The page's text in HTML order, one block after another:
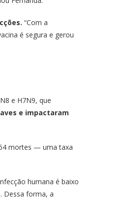
“Com a
é segura e gerou
e H7N9, que
e impactaram
mortes — uma taxa
humana é baixo
Dessa forma, a